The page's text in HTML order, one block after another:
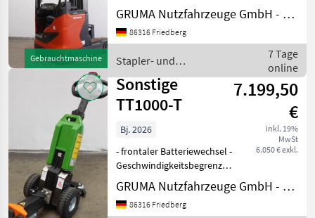
Gebrauchtmaschine
vertikaler Batteriewechsel -
Spannungswandler -
Fahrzeug:
Mast:
Einfachzusatzhydraulik
GRUMA Nutzfahrzeuge GmbH - Staplertechnik
86316 Friedberg
Stapler- und
Lagertechnik / Linde
7 Tage
online
Sonstige
TT1000-T
7.199,50
€
inkl. 19%
MwSt
6.050 € exkl.
Bj. 2026
- frontaler Batteriewechsel -
Geschwindigkeitsbegrenzung:
4 km/h - Zugangskontrolle:
Schlüsselschalter - Zugkraft
345 N - Motor 24V
GRUMA Nutzfahrzeuge GmbH - Staplertechnik
86316 Friedberg